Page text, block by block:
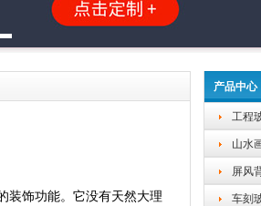
产品中心
工程
山水
屏风
车刻
装饰功能。它没有天然大理